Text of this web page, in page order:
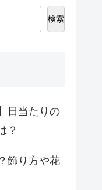
検索
日当たりの
？
飾り方や花